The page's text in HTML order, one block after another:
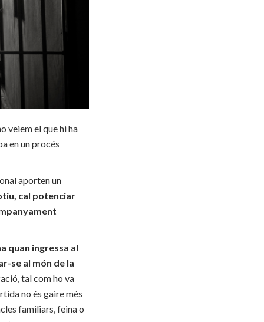
veiem el que hi ha
en un procés
aporten un
cal potenciar
quan ingressa al
se al món de la
tal com ho va
no és gaire més
familiars, feina o